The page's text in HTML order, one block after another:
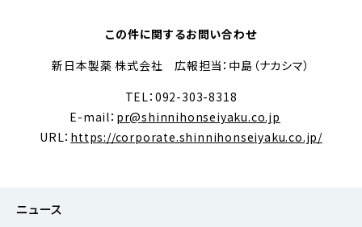
この件に関するお問い合わせ
新日本製薬 株式会社 広報担当：中島（ナカシマ）
TEL：092-303-8318
E-mail： pr@shinnihonseiyaku.co.jp
URL： https://corporate.shinnihonseiyaku.co.jp/
ニュース